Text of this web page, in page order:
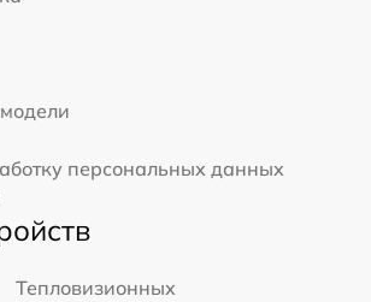
персональных данных
Тепловизионных